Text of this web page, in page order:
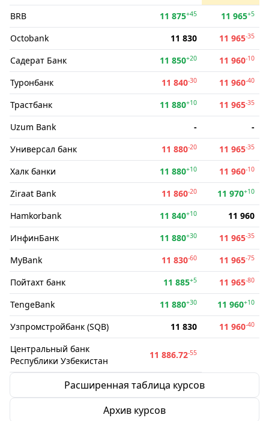
BRB 11 875+45 11 965+5
Octobank 11 830 11 965-35
Садерат Банк 11 850+20 11 960-10
Туронбанк 11 840-30 11 960-40
Трастбанк 11 880+10 11 965-35
Uzum Bank -
-
Универсал банк
11 880-20 11 965-35
Халк банки 11 880+10 11 960-10
Ziraat Bank 11 860-20 11 970+10
Hamkorbank 11 840+10
11 960
ИнфинБанк
11 880+30 11 965-35
MyBank 11 830-60 11 965-75
Пойтахт банк 11 885+5 11 965-80
TengeBank 11 880+30 11 960+10
Узпромстройбанк (SQB) 11 830 11 960-40
Центральный банк
Республики Узбекистан
11 886.72-55
Расширенная таблица курсов
Архив курсов